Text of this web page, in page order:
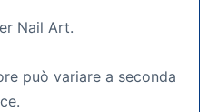
Nail Art.
può variare a seconda